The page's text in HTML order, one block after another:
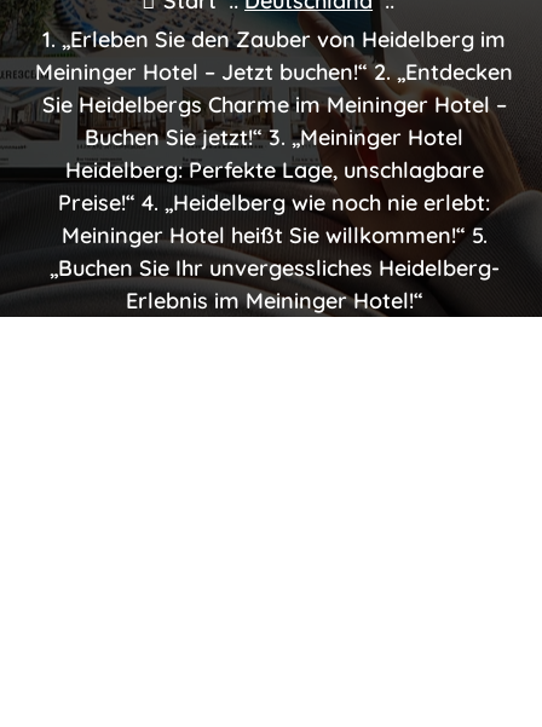
1. „Erleben Sie den Zauber von Heidelberg im
Meininger Hotel – Jetzt buchen!“ 2. „Entdecken
Sie Heidelbergs Charme im Meininger Hotel –
Buchen Sie jetzt!“ 3. „Meininger Hotel
Heidelberg: Perfekte Lage, unschlagbare
Preise!“ 4. „Heidelberg wie noch nie erlebt:
Meininger Hotel heißt Sie willkommen!“ 5.
„Buchen Sie Ihr unvergessliches Heidelberg-
Erlebnis im Meininger Hotel!“